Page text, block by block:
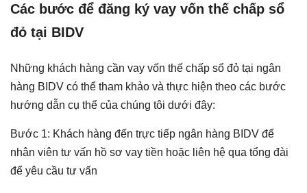
Các bước để đăng ký vay vốn thế chấp sổ
đỏ tại BIDV
Những khách hàng cần vay vốn thế chấp sổ đỏ tại ngân
hàng BIDV có thể tham khảo và thực hiện theo các bước
hướng dẫn cụ thể của chúng tôi dưới đây:
Bước 1: Khách hàng đến trực tiếp ngân hàng BIDV để
nhân viên tư vấn hồ sơ vay tiền hoặc liên hệ qua tổng đài
để yêu cầu tư vấn